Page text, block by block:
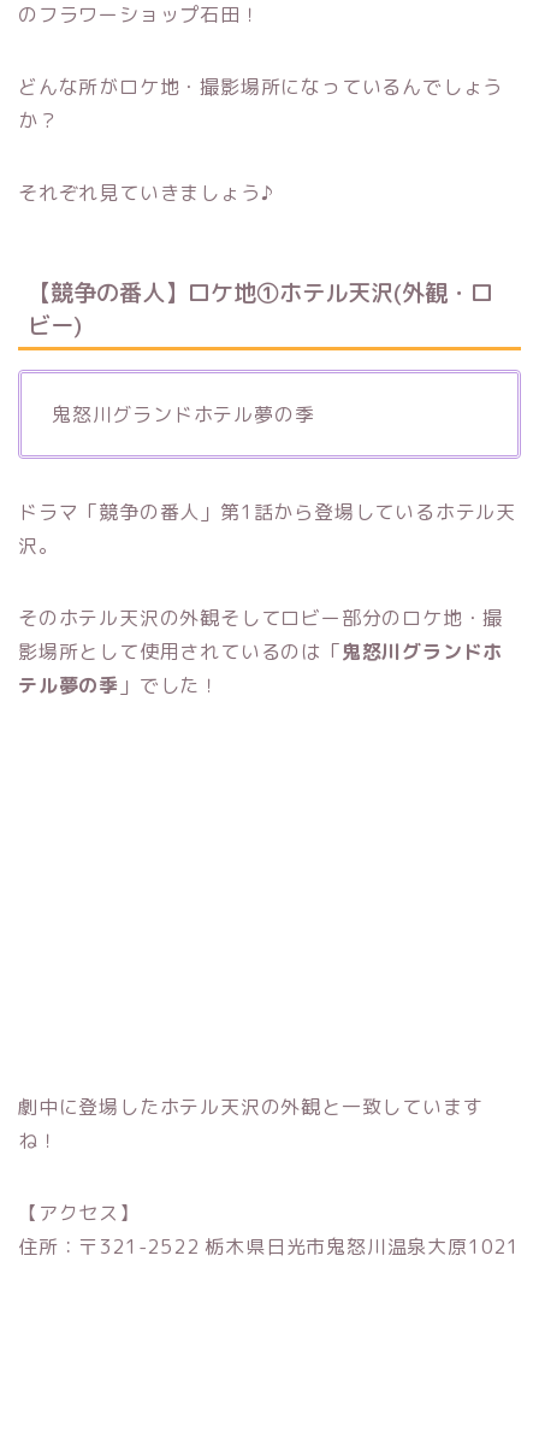
のフラワーショップ石田！
どんな所がロケ地・撮影場所になっているんでしょう
か？
それぞれ見ていきましょう♪
【競争の番人】ロケ地①ホテル天沢(外観・ロ
ビー)
鬼怒川グランドホテル夢の季
ドラマ「競争の番人」第1話から登場しているホテル天
沢。
そのホテル天沢の外観そしてロビー部分のロケ地・撮
影場所として使用されているのは「鬼怒川グランドホ
テル夢の季 」でした！
劇中に登場したホテル天沢の外観と一致しています
ね！
【アクセス】
住所：〒321-2522 栃木県日光市鬼怒川温泉大原1021